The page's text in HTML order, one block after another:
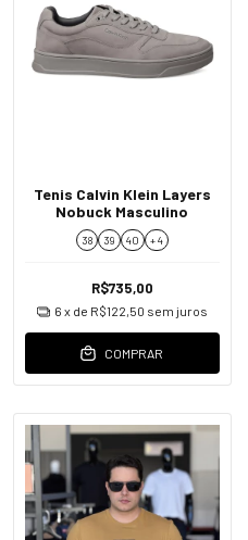
Tenis Calvin Klein Layers
Nobuck Masculino
38 39 40 + 4
R$735,00
6 x de R$122,50 sem juros
COMPRAR